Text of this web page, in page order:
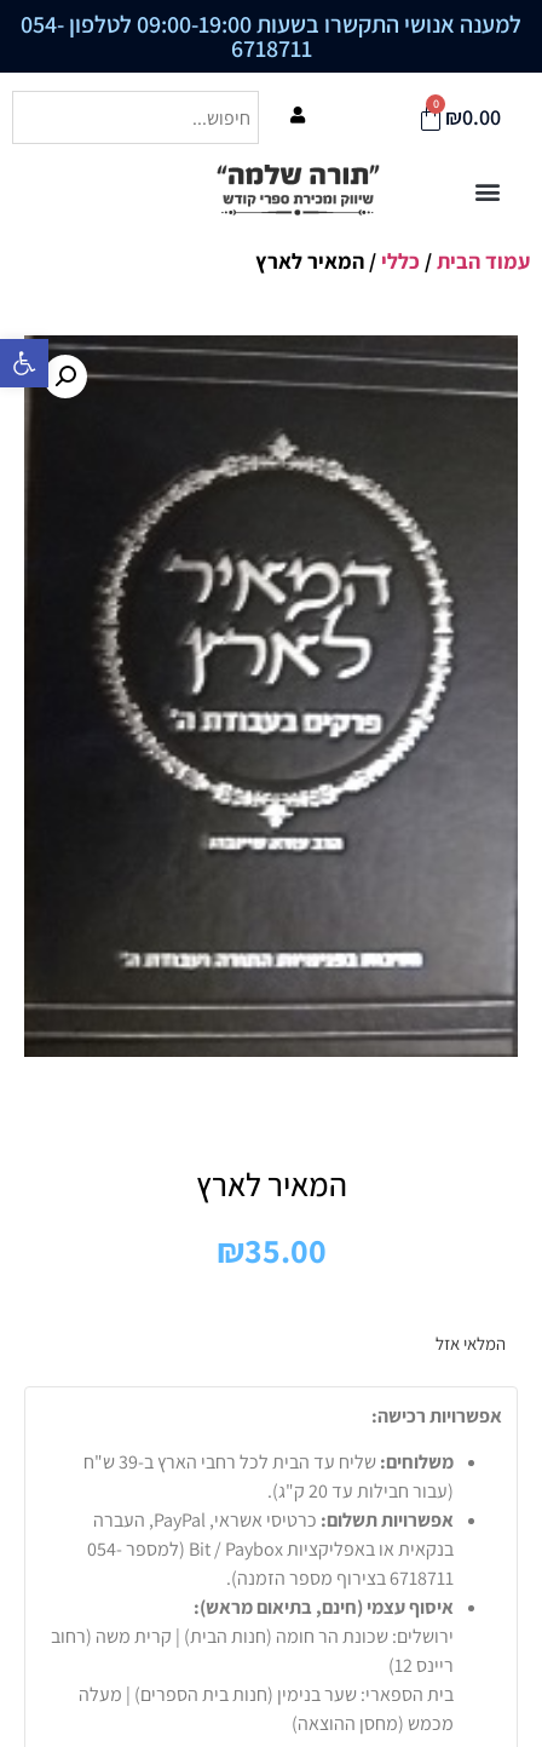
פתח סרגל
למענה אנושי התקשרו בשעות 09:00-19:00 לטלפון 054-
6718711
₪0.00
0
עמוד הבית/ כללי / המאיר לארץ
המאיר לארץ
₪35.00
המלאי אזל
אפשרויות רכישה:
משלוחים:
שליח עד הבית לכל רחבי הארץ ב-39 ש"ח
(עבור חבילות עד 20 ק"ג).
אפשרויות תשלום:
כרטיסי אשראי, PayPal, העברה
בנקאית או באפליקציות Bit / Paybox (למספר 054-
6718711 בצירוף מספר הזמנה).
איסוף עצמי (חינם, בתיאום מראש):
ירושלים: שכונת הר חומה (חנות הבית) | קרית משה (רחוב
ריינס 12)
בית הספארי: שער בנימין (חנות בית הספרים) | מעלה
מכמש (מחסן ההוצאה)